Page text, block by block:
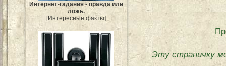
Интернет-гадания - правда или
ложь.
[Интересные факты]
Эту страничку